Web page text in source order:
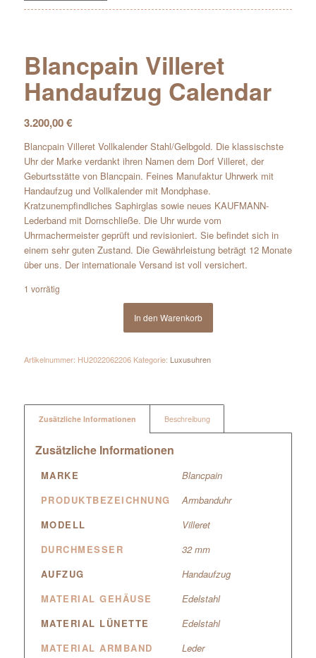
Blancpain Villeret
Handaufzug Calendar
3.200,00€
Blancpain Villeret Vollkalender Stahl/Gelbgold. Die klassischste
Uhr der Marke verdankt ihren Namen dem Dorf Villeret, der
Geburtsstätte von Blancpain. Feines Manufaktur Uhrwerk mit
Handaufzug und Vollkalender mit Mondphase.
Kratzunempfindliches Saphirglas sowie neues KAUFMANN-
Lederband mit Dornschließe. Die Uhr wurde vom
Uhrmachermeister geprüft und revisioniert. Sie befindet sich in
einem sehr guten Zustand. Die Gewährleistung beträgt 12 Monate
über uns. Der internationale Versand ist voll versichert.
1 vorrätig
In den Warenkorb
Artikelnummer: HU2022062206 Kategorie: Luxusuhren
Zusätzliche Informationen Beschreibung
Zusätzliche Informationen
MARKE
Blancpain
PRODUKTBEZEICHNUNG
Armbanduhr
MODELL
Villeret
DURCHMESSER
32 mm
AUFZUG
Handaufzug
MATERIAL GEHÄUSE
Edelstahl
MATERIAL LÜNETTE
Edelstahl
MATERIAL ARMBAND
Leder